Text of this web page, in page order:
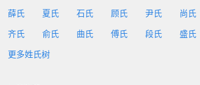
薛氏 夏氏 石氏 顾氏 尹氏 尚氏
齐氏 俞氏 曲氏 傅氏 段氏 盛氏
更多姓氏树